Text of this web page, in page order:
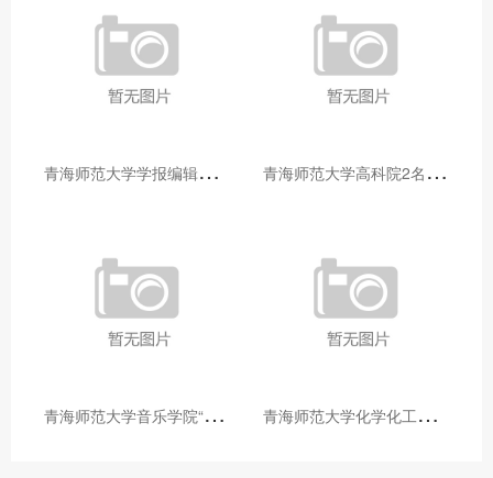
青
海师范大学学报编辑部赴大通县城关镇上毛佰胜村开展帮扶慰问活动 青
海师范大学高科院2名专家当选中国科学院院士
青
海师范大学音乐学院“青舞华章”本科舞蹈专业中期汇报圆满落幕 青
海师范大学化学化工学院开展铸牢中华民族共同体意识大讲堂活动